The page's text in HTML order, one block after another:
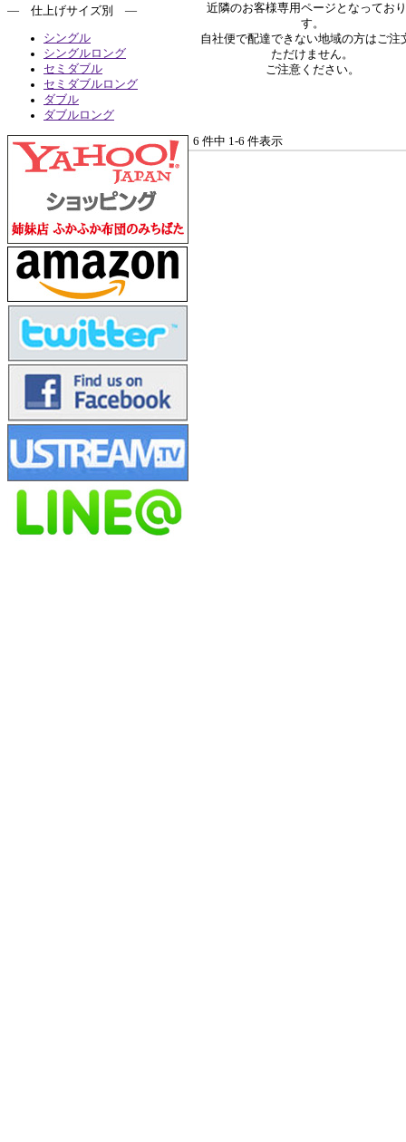
― 仕上げサイズ別 ―
シングル
シングルロング
セミダブル
セミダブルロング
ダブル
ダブルロング
近隣のお客様専用ページとなってお
す。
自社便で配達できない地域の方はご注
ただけません。
ご注意ください。
6 件中 1-6 件表示